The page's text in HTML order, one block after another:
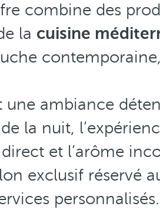
combine des
la cuisine
ambiance
la nuit,
et l’arôme
exclusif réservé
personnalisés.